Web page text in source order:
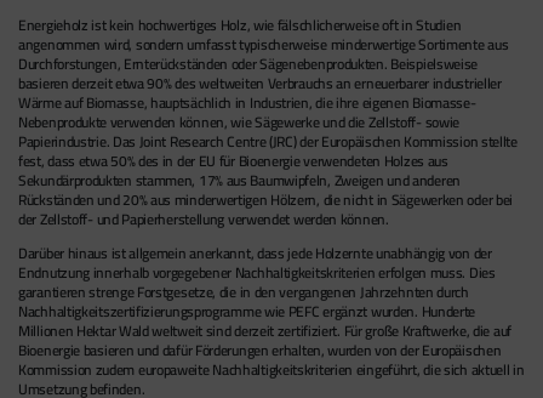
Energieholz ist kein hochwertiges Holz, wie fälschlicherweise oft in Studien
angenommen wird, sondern umfasst typischerweise minderwertige Sortimente aus
Durchforstungen, Ernterückständen oder Sägenebenprodukten. Beispielsweise
basieren derzeit etwa 90% des weltweiten Verbrauchs an erneuerbarer industrieller
Wärme auf Biomasse, hauptsächlich in Industrien, die ihre eigenen Biomasse-
Nebenprodukte verwenden können, wie Sägewerke und die Zellstoff- sowie
Papierindustrie. Das Joint Research Centre (JRC) der Europäischen Kommission stellte
fest, dass etwa 50% des in der EU für Bioenergie verwendeten Holzes aus
Sekundärprodukten stammen, 17% aus Baumwipfeln, Zweigen und anderen
Rückständen und 20% aus minderwertigen Hölzern, die nicht in Sägewerken oder bei
der Zellstoff- und Papierherstellung verwendet werden können.
Darüber hinaus ist allgemein anerkannt, dass jede Holzernte unabhängig von der
Endnutzung innerhalb vorgegebener Nachhaltigkeitskriterien erfolgen muss. Dies
garantieren strenge Forstgesetze, die in den vergangenen Jahrzehnten durch
Nachhaltigkeitszertifizierungsprogramme wie PEFC ergänzt wurden. Hunderte
Millionen Hektar Wald weltweit sind derzeit zertifiziert. Für große Kraftwerke, die auf
Bioenergie basieren und dafür Förderungen erhalten, wurden von der Europäischen
Kommission zudem europaweite Nachhaltigkeitskriterien eingeführt, die sich aktuell in
Umsetzung befinden.